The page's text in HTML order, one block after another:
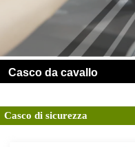
Casco da cavallo
Casco di sicurezza